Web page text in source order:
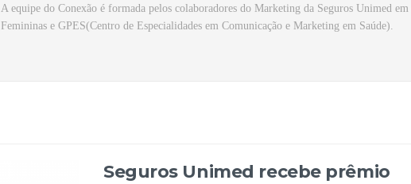
A equipe do Conexão é formada pelos colaboradores do Marketing da Seguros Unimed
Femininas e GPES(Centro de Especialidades em Comunicação e Marketing em Saúde).
Seguros Unimed recebe prêmio